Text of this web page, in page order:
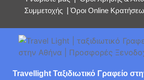
Συμμετοχής
|Όροι Online
Travellight Ταξιδιωτικό Γραφείο